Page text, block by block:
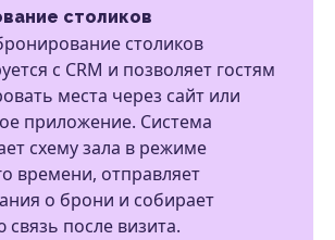
столиков
столиков
с CRM и позволяет гостям
места через сайт или
приложение. Система
схему зала в режиме
времени, отправляет
о брони и собирает
связь после визита.